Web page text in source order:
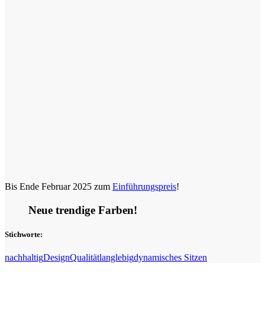
Bis Ende Februar 2025 zum Einführungspreis!
Neue trendige Farben!
Stichworte:
nachhaltigDesignQualitätlanglebigdynamisches Sitzen